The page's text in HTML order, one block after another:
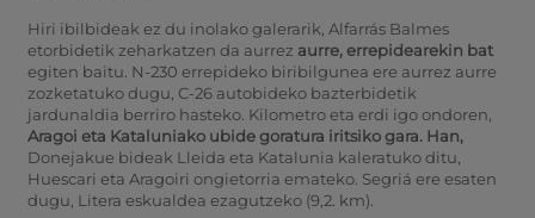
Hiri ibilbideak ez du inolako galerarik, Alfarrás Balmes
etorbidetik zeharkatzen da aurrez aurre, errepidearekin bat
egiten baitu. N-230 errepideko biribilgunea ere aurrez aurre
zozketatuko dugu, C-26 autobideko bazterbidetik
jardunaldia berriro hasteko. Kilometro eta erdi igo ondoren,
Aragoi eta Kataluniako ubide goratura iritsiko gara. Han,
Donejakue bideak Lleida eta Katalunia kaleratuko ditu,
Huescari eta Aragoiri ongietorria emateko. Segriá ere esaten
dugu, Litera eskualdea ezagutzeko (9,2. km).